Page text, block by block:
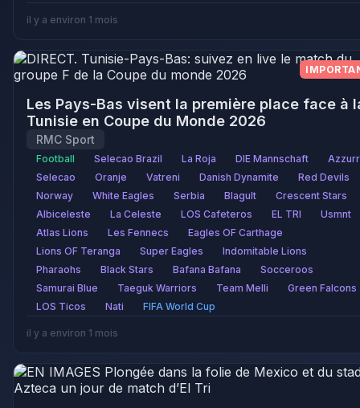
il y a environ 1 mois
Les Pays-Bas visent la première place face à
Tunisie en Coupe du Monde 2026
RMC Sport
Football Selecao Brazil La Roja DIE Mannschaft
Selecao
Oranje Vatreni Danish Dynamite
Red Devils
Norway
White Eagles Serbia Blagult
Crescent Stars
Albiceleste
La Celeste LOS Cafeteros EL TRI
Usmnt
Atlas Lions
Les Fennecs
Eagles OF Carthage
Lions OF Teranga
Super Eagles
Indomitable Lions
Pharaohs
Black Stars Bafana Bafana
Socceroos
Samurai Blue
Taeguk Warriors Team Melli
Green Falcons
LOS Ticos
Nati FIFA World Cup
il y a environ 1 mois